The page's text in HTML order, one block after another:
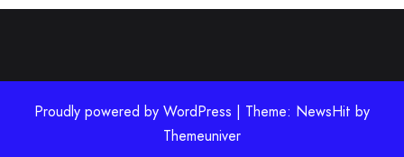
Proudly powered by WordPress | Theme: NewsHit by
Themeuniver